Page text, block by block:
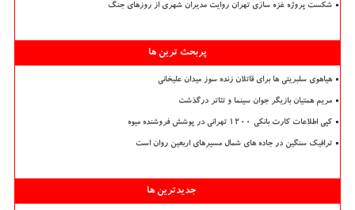
شکست پروژه غزه سازی تهران روایت مدیران شهری از روزهای جنگ
پربحث ترین ها
هیاهوی سلبریتی ها برای قاتلان زنده سوز میدان علیخانی
مریم همتیان بازیگر جوان سینما و تئاتر درگذشت
کپی اطلاعات کارت بانکی ۱۲۰۰ تهرانی در پوشش فروشنده میوه
ترافیک سنگین در جاده های شمال مسیرهای اربعین روان است
جدیدترین ها